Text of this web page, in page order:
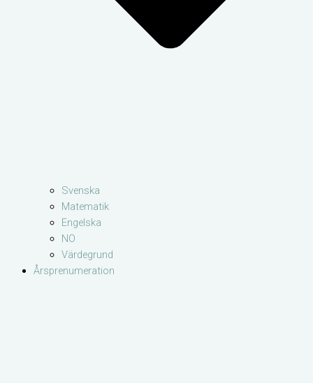
Svenska
Matematik
Engelska
NO
Värdegrund
Årsprenumeration